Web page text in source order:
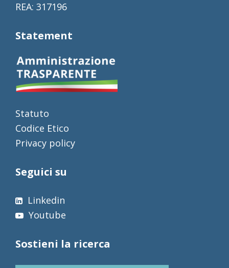
REA: 317196
Statement
Statuto
Codice Etico
Privacy policy
Seguici su
Linkedin
Youtube
Sostieni la ricerca